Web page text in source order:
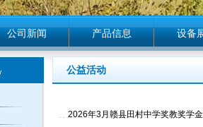
公司新闻 产品信息 设备
公益活动
2026年3月赣县田村中学奖教奖学